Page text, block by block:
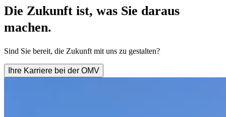
Die Zukunft ist, was Sie daraus
machen.
Sind Sie bereit, die Zukunft mit uns zu gestalten?
Ihre Karriere bei der OMV